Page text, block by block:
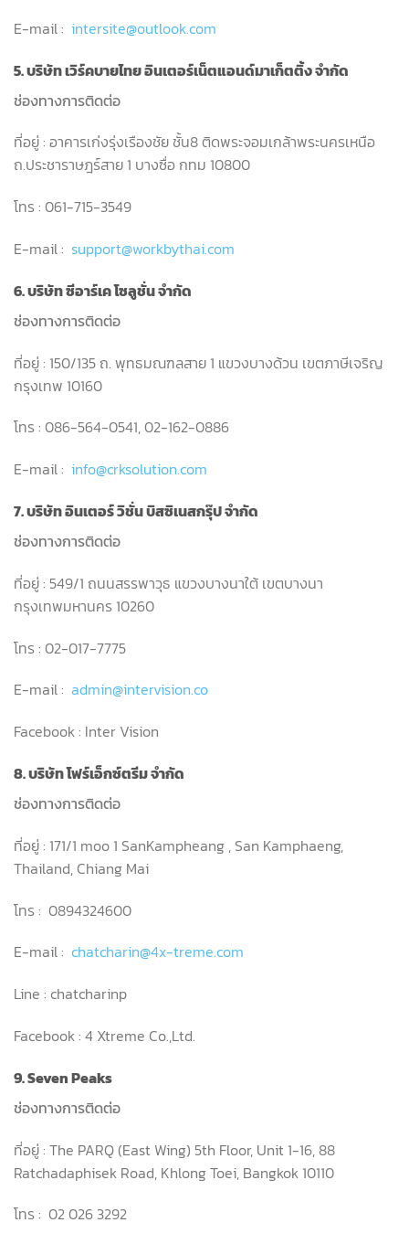
E-mail : intersite@outlook.com
5. บริษัท เวิร์คบายไทย อินเตอร์เน็ตแอนด์มาเก็ตติ้ง จำกัด
ช่องทางการติดต่อ
ที่อยู่ : อาคารเก่งรุ่งเรืองชัย ชั้น8 ติดพระจอมเกล้าพระนครเหนือ
ถ.ประชาราษฎร์สาย 1 บางซื่อ กทม 10800
โทร : 061-715-3549
E-mail : support@workbythai.com
6. บริษัท ซีอาร์เค โซลูชั่น จำกัด
ช่องทางการติดต่อ
ที่อยู่ : 150/135 ถ. พุทธมณฑลสาย 1 แขวงบางด้วน เขตภาษีเจริญ
กรุงเทพ 10160
โทร : 086-564-0541, 02-162-0886
E-mail : info@crksolution.com
7. บริษัท อินเตอร์ วิชั่น บิสซิเนสกรุ๊ป จำกัด
ช่องทางการติดต่อ
ที่อยู่ : 549/1 ถนนสรรพาวุธ แขวงบางนาใต้ เขตบางนา
กรุงเทพมหานคร 10260
โทร : 02-017-7775
E-mail : admin@intervision.co
Facebook : Inter Vision
8. บริษัท โฟร์เอ็กซ์ตรีม จำกัด
ช่องทางการติดต่อ
ที่อยู่ : 171/1 moo 1 SanKampheang , San Kamphaeng,
Thailand, Chiang Mai
โทร : 0894324600
E-mail : chatcharin@4x-treme.com
Line : chatcharinp
Facebook : 4 Xtreme Co.,Ltd.
9. Seven Peaks
ช่องทางการติดต่อ
ที่อยู่ : The PARQ (East Wing) 5th Floor, Unit 1-16, 88
Ratchadaphisek Road, Khlong Toei, Bangkok 10110
โทร : 02 026 3292